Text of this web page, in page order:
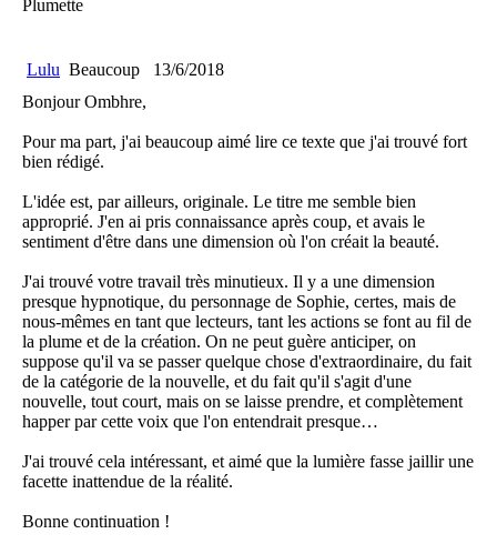
Plumette
Lulu Beaucoup
13/6/2018
Bonjour Ombhre,
Pour ma part, j'ai beaucoup aimé lire ce texte que j'ai trouvé fort
bien rédigé.
L'idée est, par ailleurs, originale. Le titre me semble bien
approprié. J'en ai pris connaissance après coup, et avais le
sentiment d'être dans une dimension où l'on créait la beauté.
J'ai trouvé votre travail très minutieux. Il y a une dimension
presque hypnotique, du personnage de Sophie, certes, mais de
nous-mêmes en tant que lecteurs, tant les actions se font au fil de
la plume et de la création. On ne peut guère anticiper, on
suppose qu'il va se passer quelque chose d'extraordinaire, du fait
de la catégorie de la nouvelle, et du fait qu'il s'agit d'une
nouvelle, tout court, mais on se laisse prendre, et complètement
happer par cette voix que l'on entendrait presque…
J'ai trouvé cela intéressant, et aimé que la lumière fasse jaillir une
facette inattendue de la réalité.
Bonne continuation !